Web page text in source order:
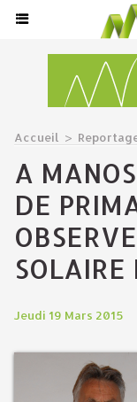
Accueil >
A
DE
Jeudi 19 Mars 2015